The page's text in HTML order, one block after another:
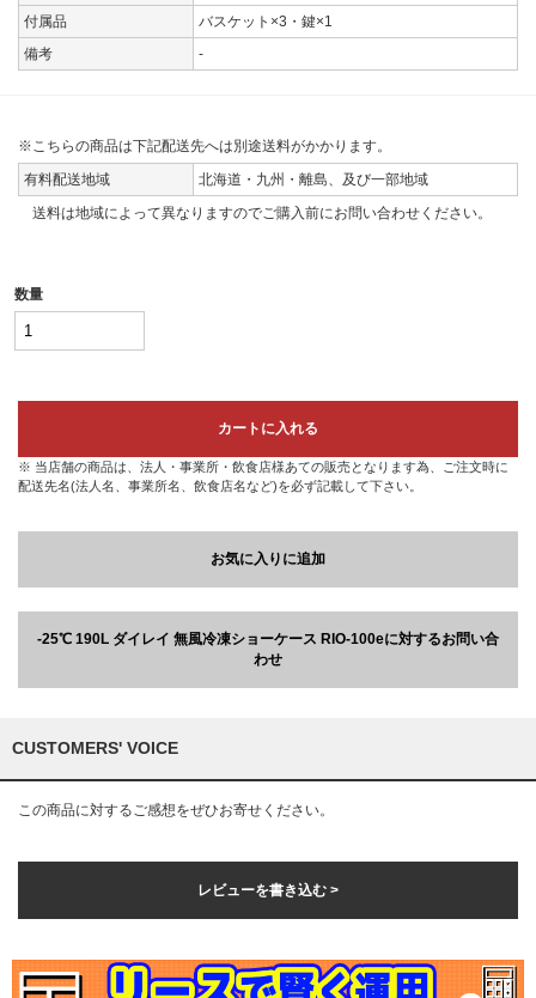
付属品
バスケット×3・鍵×1
備考
-
※こちらの商品は下記配送先へは別途送料がかかります。
有料配送地域
北海道・九州・離島、及び一部地域
送料は地域によって異なりますのでご購入前にお問い合わせください。
数量
カートに入れる
※ 当店舗の商品は、法人・事業所・飲食店様あての販売となります為、ご注文時に
配送先名(法人名、事業所名、飲食店名など)を必ず記載して下さい。
お気に入りに追加
-25℃ 190L ダイレイ 無風冷凍ショーケース RIO-100eに対するお問い合
わせ
CUSTOMERS' VOICE
この商品に対するご感想をぜひお寄せください。
レビューを書き込む >